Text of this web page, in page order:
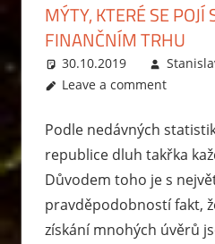
MÝTY, KTERÉ SE
FINANČNÍM TRHU
30.10.2019
Leave a comment
Podle nedávných
republice dluh takřka
Důvodem toho je s
pravděpodobností fakt,
získání mnohých úvěrů